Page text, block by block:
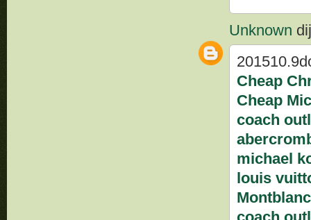
Unknown
Cheap
Cheap
coach
michael
louis